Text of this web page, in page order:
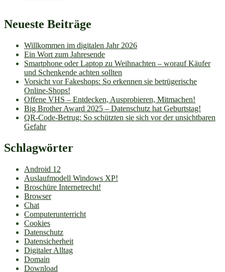
Neueste Beiträge
Willkommen im digitalen Jahr 2026
Ein Wort zum Jahresende
Smartphone oder Laptop zu Weihnachten – worauf Käufer
und Schenkende achten sollten
Vorsicht vor Fakeshops: So erkennen sie betrügerische
Online-Shops!
Offene VHS – Entdecken, Ausprobieren, Mitmachen!
Big Brother Award 2025 – Datenschutz hat Geburtstag!
QR-Code-Betrug: So schützten sie sich vor der unsichtbaren
Gefahr
Schlagwörter
Android 12
Auslaufmodell Windows XP!
Broschüre Internetrecht!
Browser
Chat
Computerunterricht
Cookies
Datenschutz
Datensicherheit
Digitaler Alltag
Domain
Download